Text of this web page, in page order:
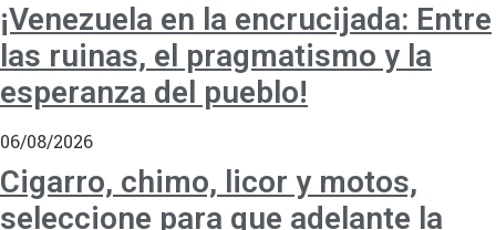
¡Venezuela en la encrucijada: Entre
las ruinas, el pragmatismo y la
esperanza del pueblo!
06/08/2026
Cigarro, chimo, licor y motos,
seleccione para que adelante la